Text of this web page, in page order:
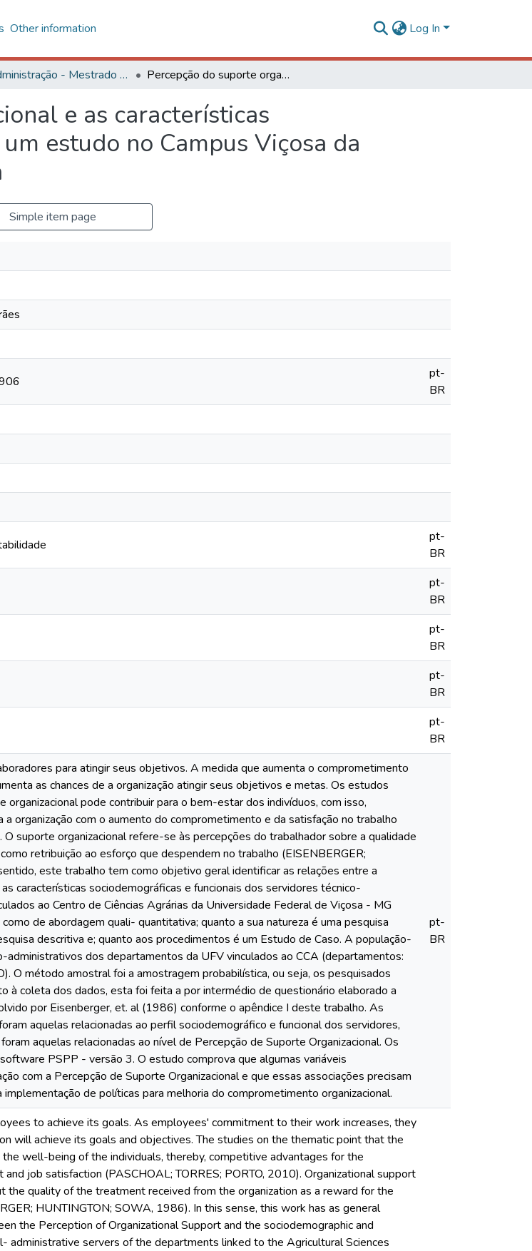
Other information Log In
Administração - Mestrado Profissional Percepção do suporte organizacional e as características sociodemográficas e funcionais: um estudo no Campus Viçosa da Universidade Federal De Viçosa
e as características
estudo no Campus Viçosa da
Simple item page
pt-
BR
pt-
BR
pt-
BR
pt-
BR
pt-
BR
pt-
BR
para atingir seus objetivos. A medida que aumenta o comprometimento
as chances de a organização atingir seus objetivos e metas. Os estudos
pode contribuir para o bem-estar dos indivíduos, com isso,
organização com o aumento do comprometimento e da satisfação no trabalho
suporte organizacional refere-se às percepções do trabalhador sobre a qualidade
retribuição ao esforço que despendem no trabalho (EISENBERGER;
este trabalho tem como objetivo geral identificar as relações entre a
características sociodemográficas e funcionais dos servidores técnico-
ao Centro de Ciências Agrárias da Universidade Federal de Viçosa - MG
de abordagem quali- quantitativa; quanto a sua natureza é uma pesquisa
descritiva e; quanto aos procedimentos é um Estudo de Caso. A população-
dos departamentos da UFV vinculados ao CCA (departamentos:
O método amostral foi a amostragem probabilística, ou seja, os pesquisados
à coleta dos dados, esta foi feita a por intermédio de questionário elaborado a
por Eisenberger, et. al (1986) conforme o apêndice I deste trabalho. As
aquelas relacionadas ao perfil sociodemográfico e funcional dos servidores,
aquelas relacionadas ao nível de Percepção de Suporte Organizacional. Os
PSPP - versão 3. O estudo comprova que algumas variáveis
com a Percepção de Suporte Organizacional e que essas associações precisam
de políticas para melhoria do comprometimento organizacional.
pt-
BR
to achieve its goals. As employees' commitment to their work increases, they
will achieve its goals and objectives. The studies on the thematic point that the
well-being of the individuals, thereby, competitive advantages for the
job satisfaction (PASCHOAL; TORRES; PORTO, 2010). Organizational support
quality of the treatment received from the organization as a reward for the
HUNTINGTON; SOWA, 1986). In this sense, this work has as general
the Perception of Organizational Support and the sociodemographic and
administrative servers of the departments linked to the Agricultural Sciences